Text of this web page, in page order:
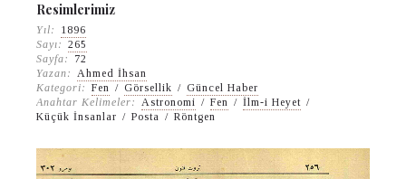
Resimlerimiz
Yıl:
1896
Sayı: 265
Sayfa:
72
Yazan: Ahmed İhsan
Kategori: Fen / Görsellik / Güncel Haber
Anahtar Kelimeler: Astronomi / Fen / İlm-i Heyet /
Küçük İnsanlar / Posta / Röntgen